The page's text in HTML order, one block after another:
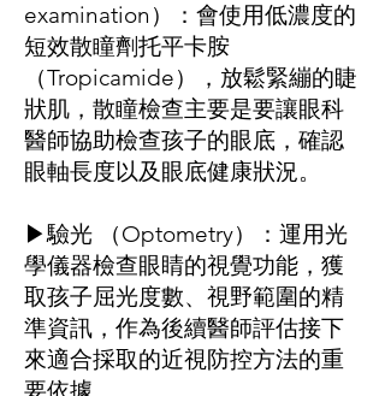
examination）：會使用低濃度的
短效散瞳劑托平卡胺
（Tropicamide），放鬆緊繃的睫
狀肌，散瞳檢查主要是要讓眼科
醫師協助檢查孩子的眼底，確認
眼軸長度以及眼底健康狀況。
▶驗光 （Optometry）：運用光
學儀器檢查眼睛的視覺功能，獲
取孩子屈光度數、視野範圍的精
準資訊，作為後續醫師評估接下
來適合採取的近視防控方法的重